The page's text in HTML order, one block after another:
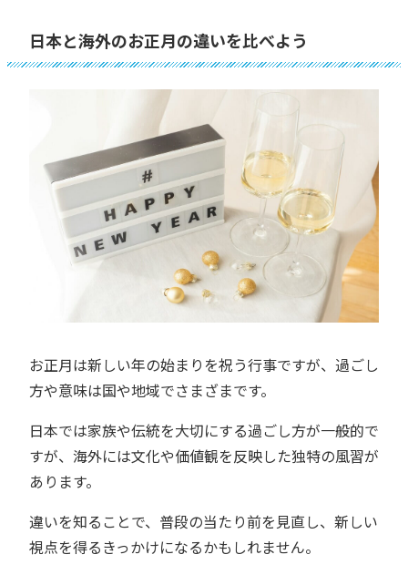
日本と海外のお正月の違いを比べよう
お正月は新しい年の始まりを祝う行事ですが、過ごし
方や意味は国や地域でさまざまです。
日本では家族や伝統を大切にする過ごし方が一般的で
すが、海外には文化や価値観を反映した独特の風習が
あります。
違いを知ることで、普段の当たり前を見直し、新しい
視点を得るきっかけになるかもしれません。